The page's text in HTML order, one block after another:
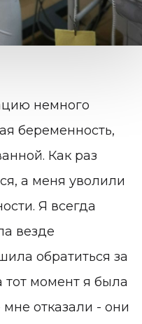
немного
беременность,
Как раз
а меня уволили
Я всегда
везде
обратиться за
момент я была
отказали - они